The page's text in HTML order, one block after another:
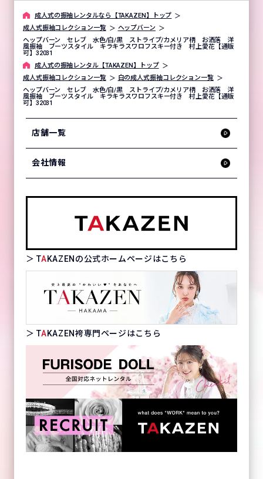
成⼈式の振袖レンタルなら【TAKAZEN】トップ
成人式振袖コレクション一覧
ヘップバーン
ヘップバーン セレブ 水色/白/黒 ストライプ/カメリア柄 お洒落 洋
風振袖 ブーツスタイル キラキラスワロフスキー付き 村上愛花【通販
可】32031
成⼈式の振袖レンタル【TAKAZEN】トップ
成人式振袖コレクション一覧
白の成人式振袖コレクション一覧
ヘップバーン セレブ 水色/白/黒 ストライプ/カメリア柄 お洒落 洋
風振袖 ブーツスタイル キラキラスワロフスキー付き 村上愛花【通販
可】32031
店舗一覧
会社情報
＞ TAKAZENの公式ホームページはこちら
＞ TAKAZEN袴専門ページはこちら